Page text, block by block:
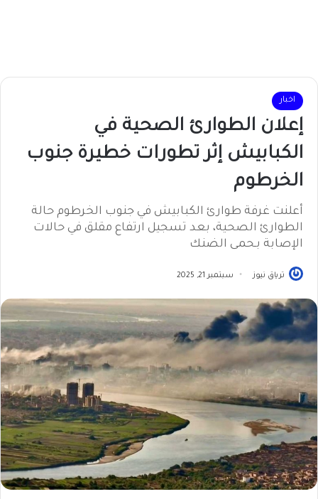
اخبار
إعلان الطوارئ الصحية في
الكبابيش إثر تطورات خطيرة جنوب
الخرطوم
أعلنت غرفة طوارئ الكبابيش في جنوب الخرطوم حالة
الطوارئ الصحية، بعد تسجيل ارتفاع مقلق في حالات
الإصابة بـحمى الضنك
ترياق نيوز سبتمبر 21, 2025